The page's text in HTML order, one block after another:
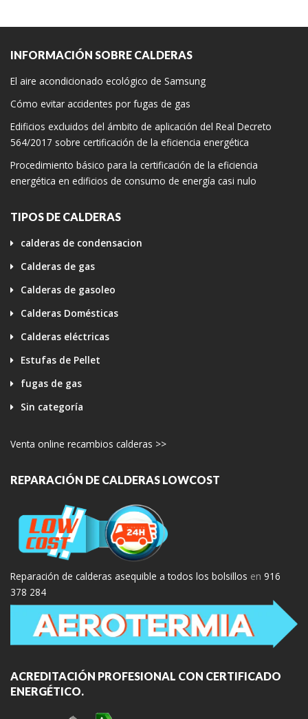
INFORMACIÓN SOBRE CALDERAS
El aire acondicionado ecológico de Samsung
Cómo evitar accidentes por fugas de gas
Edificios excluidos del ámbito de aplicación del Real Decreto
564/2017 sobre certificación de la eficiencia energética
Procedimiento básico para la certificación de la eficiencia
energética en edificios de consumo de energía casi nulo
TIPOS DE CALDERAS
calderas de condensacion
Calderas de gas
Calderas de gasoleo
Calderas Domésticas
Calderas eléctricas
Estufas de Pellet
fugas de gas
Sin categoría
Venta online recambios calderas >>
REPARACIÓN DE CALDERAS LOWCOST
Reparación de calderas asequible a todos los bolsillos en 916
378 284
ACREDITACIÓN PROFESIONAL CON CERTIFICADO
ENERGÉTICO.